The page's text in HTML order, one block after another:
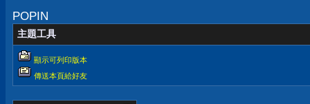
POPIN
主題工具
顯示可列印版本
傳送本頁給好友